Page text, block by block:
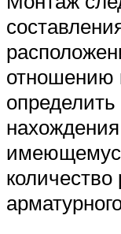
отношению
количество